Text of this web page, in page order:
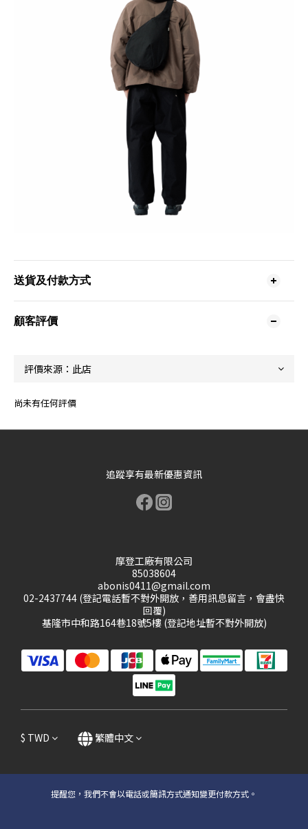
送貨及付款方式
顧客評價
尚未有任何評價
追蹤享有最新優惠資訊
摩登工廠有限公司
85038604
abonis0411@gmail.com
02-2437744 (登記電話暫不對外開放，善用訊息留言，會盡快
回覆)
基隆市中和路164巷18號5樓 (登記地址暫不對外開放)
$ TWD 繁體中文
提醒您，我們不會以電話或簡訊方式通知變更付款方式。